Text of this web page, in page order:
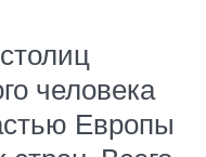
человека
Европы